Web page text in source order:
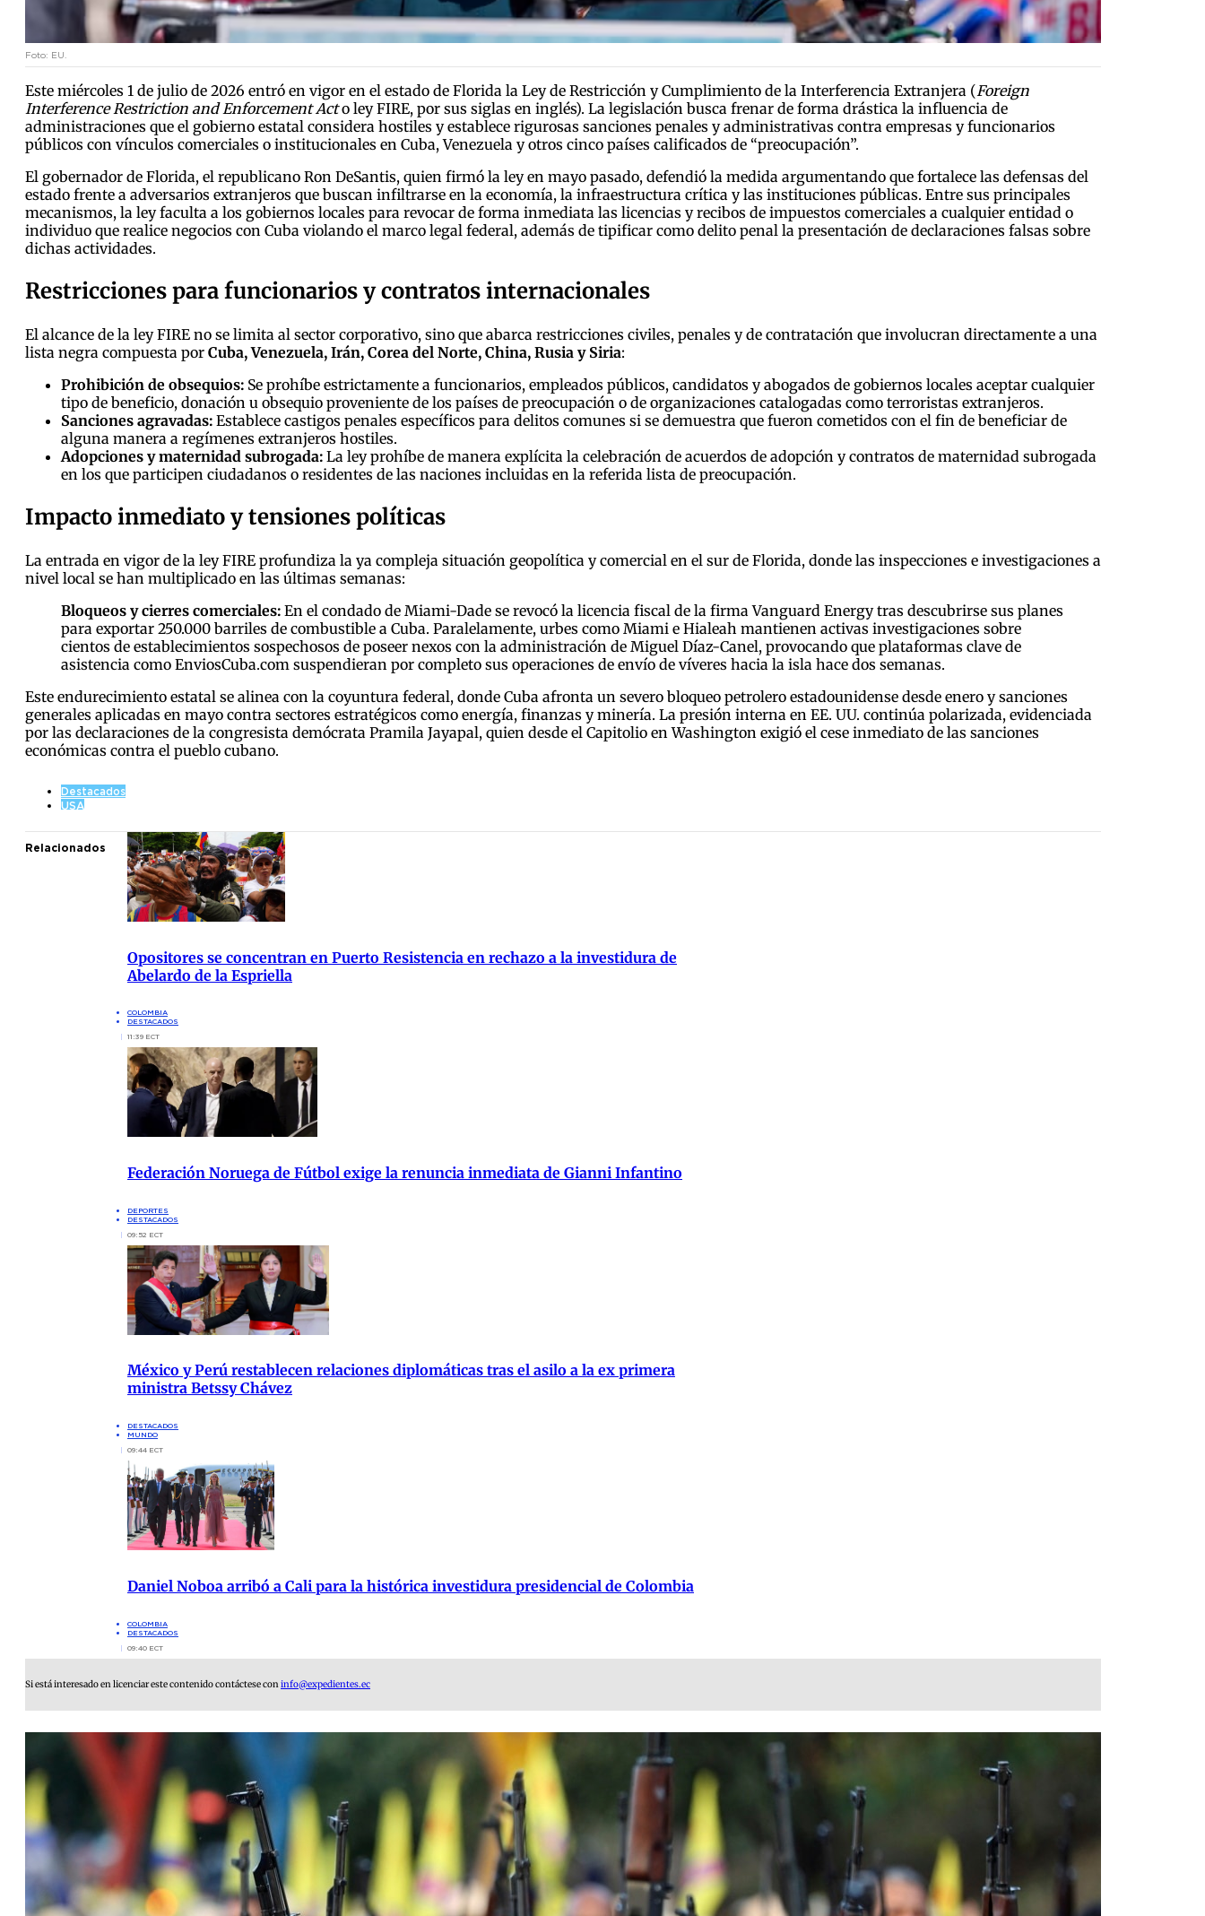
Foto: EU.
Este miércoles 1 de julio de 2026 entró en vigor en el estado de Florida la Ley de Restricción y Cumplimiento de la Interferencia Extranjera (Foreign
Interference Restriction and Enforcement Acto ley FIRE, por sus siglas en inglés). La legislación busca frenar de forma drástica la influencia de
administraciones que el gobierno estatal considera hostiles y establece rigurosas sanciones penales y administrativas contra empresas y funcionarios
públicos con vínculos comerciales o institucionales en Cuba, Venezuela y otros cinco países calificados de “preocupación”.
El gobernador de Florida, el republicano Ron DeSantis, quien firmó la ley en mayo pasado, defendió la medida argumentando que fortalece las defensas del
estado frente a adversarios extranjeros que buscan infiltrarse en la economía, la infraestructura crítica y las instituciones públicas. Entre sus principales
mecanismos, la ley faculta a los gobiernos locales para revocar de forma inmediata las licencias y recibos de impuestos comerciales a cualquier entidad o
individuo que realice negocios con Cuba violando el marco legal federal, además de tipificar como delito penal la presentación de declaraciones falsas sobre
dichas actividades.
Restricciones para funcionarios y contratos internacionales
El alcance de la ley FIRE no se limita al sector corporativo, sino que abarca restricciones civiles, penales y de contratación que involucran directamente a una
lista negra compuesta por Cuba, Venezuela, Irán, Corea del Norte, China, Rusia y Siria:
Prohibición de obsequios: Se prohíbe estrictamente a funcionarios, empleados públicos, candidatos y abogados de gobiernos locales aceptar cualquier
tipo de beneficio, donación u obsequio proveniente de los países de preocupación o de organizaciones catalogadas como terroristas extranjeros.
Sanciones agravadas: Establece castigos penales específicos para delitos comunes si se demuestra que fueron cometidos con el fin de beneficiar de
alguna manera a regímenes extranjeros hostiles.
Adopciones y maternidad subrogada: La ley prohíbe de manera explícita la celebración de acuerdos de adopción y contratos de maternidad subrogada
en los que participen ciudadanos o residentes de las naciones incluidas en la referida lista de preocupación.
Impacto inmediato y tensiones políticas
La entrada en vigor de la ley FIRE profundiza la ya compleja situación geopolítica y comercial en el sur de Florida, donde las inspecciones e investigaciones a
nivel local se han multiplicado en las últimas semanas:
Bloqueos y cierres comerciales: En el condado de Miami-Dade se revocó la licencia fiscal de la firma Vanguard Energy tras descubrirse sus planes
para exportar 250.000 barriles de combustible a Cuba. Paralelamente, urbes como Miami e Hialeah mantienen activas investigaciones sobre
cientos de establecimientos sospechosos de poseer nexos con la administración de Miguel Díaz-Canel, provocando que plataformas clave de
asistencia como EnviosCuba.com suspendieran por completo sus operaciones de envío de víveres hacia la isla hace dos semanas.
Este endurecimiento estatal se alinea con la coyuntura federal, donde Cuba afronta un severo bloqueo petrolero estadounidense desde enero y sanciones
generales aplicadas en mayo contra sectores estratégicos como energía, finanzas y minería. La presión interna en EE. UU. continúa polarizada, evidenciada
por las declaraciones de la congresista demócrata Pramila Jayapal, quien desde el Capitolio en Washington exigió el cese inmediato de las sanciones
económicas contra el pueblo cubano.
Destacados
USA
Relacionados
Opositores se concentran en Puerto Resistencia en rechazo a la investidura de
Abelardo de la Espriella
COLOMBIA
DESTACADOS
11:39 ECT
Federación Noruega de Fútbol exige la renuncia inmediata de Gianni Infantino
DEPORTES
DESTACADOS
09:52 ECT
México y Perú restablecen relaciones diplomáticas tras el asilo a la ex primera
ministra Betssy Chávez
DESTACADOS
MUNDO
09:44 ECT
Daniel Noboa arribó a Cali para la histórica investidura presidencial de Colombia
COLOMBIA
DESTACADOS
09:40 ECT
Si está interesado en licenciar este contenido contáctese coninfo@expedientes.ec